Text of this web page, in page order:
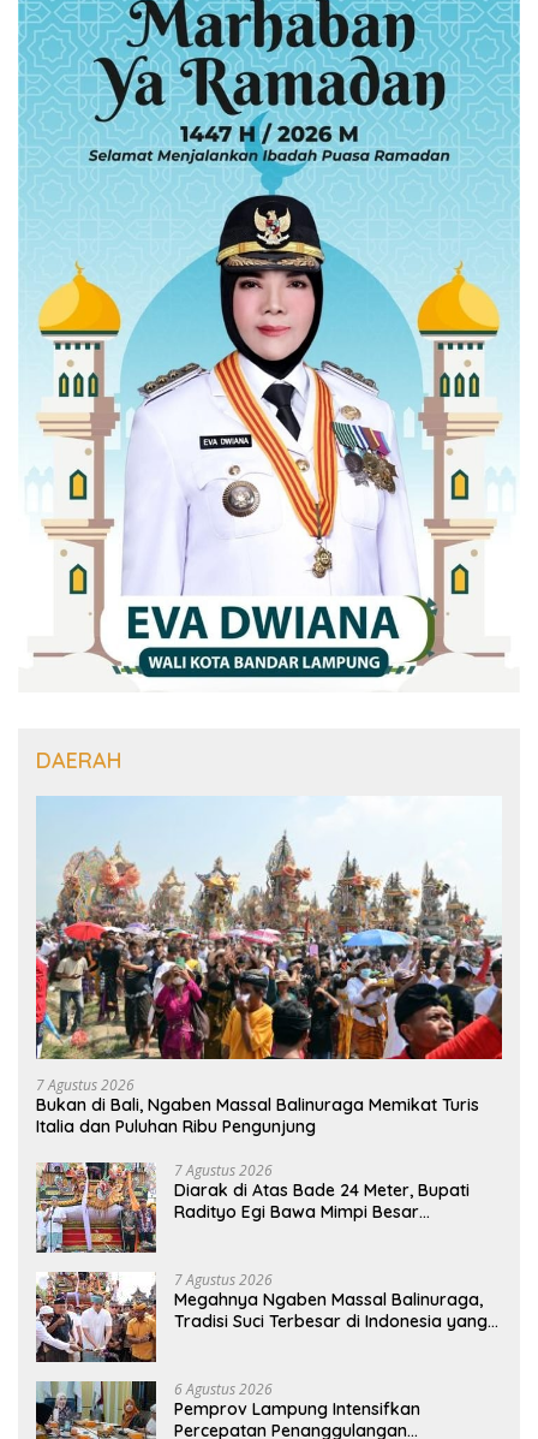
DAERAH
7 Agustus 2026
Bukan di Bali, Ngaben Massal Balinuraga Memikat Turis
Italia dan Puluhan Ribu Pengunjung
7 Agustus 2026
Diarak di Atas Bade 24 Meter, Bupati
Radityo Egi Bawa Mimpi Besar
7 Agustus 2026
Megahnya Ngaben Massal Balinuraga,
Tradisi Suci Terbesar di Indonesia yang
6 Agustus 2026
Pemprov Lampung Intensifkan
Percepatan Penanggulangan